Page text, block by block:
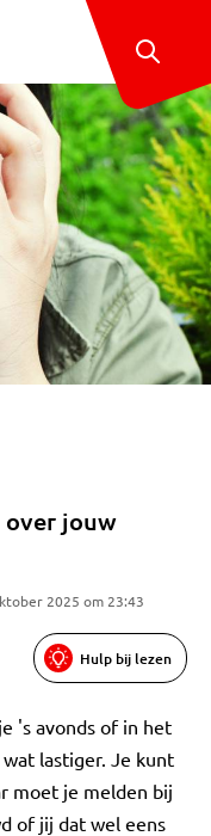
over jouw
2025 om 23:43
Hulp bij lezen
's avonds of in het
lastiger. Je kunt
moet je melden bij
of jij dat wel eens